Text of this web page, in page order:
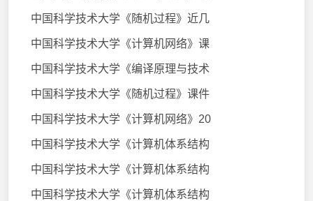
中国科学技术大学《随机过程》近几
中国科学技术大学《计算机网络》课
中国科学技术大学《编译原理与技术
中国科学技术大学《随机过程》课件
中国科学技术大学《计算机网络》20
中国科学技术大学《计算机体系结构
中国科学技术大学《计算机体系结构
中国科学技术大学《计算机体系结构